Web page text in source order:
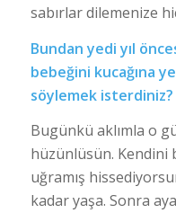
sabırlar dilemenize
Bundan yedi yıl
bebeğini kucağına
söylemek isterdiniz?
Bugünkü aklımla o
hüzünlüsün. Kendini
uğramış
kadar yaşa. Sonra